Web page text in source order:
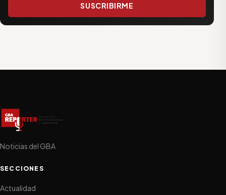
SUSCRIBIRME
Noticias del GBA
SECCIONES
Actualidad